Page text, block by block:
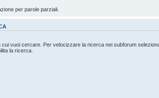
per parole parziali.
cui vuoi cercare. Per velocizzare la ricerca nei subforum
la ricerca.